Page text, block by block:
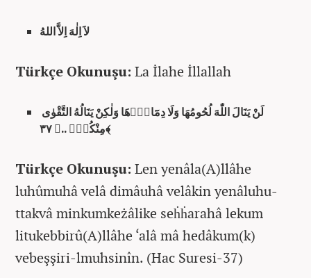
لاَ اِلٰهَ اِلاَّ اللهُ
Türkçe Okunuşu: La İlahe İllallah
مِنْكُمْۜ ..﴿ ٣٧﴾
Türkçe Okunuşu: Len yenâla(A)llâhe
luhûmuhâ velâ dimâuhâ velâkin yenâluhu-
ttakvâ minkumkeżâlike seḣḣarahâ lekum
litukebbirû(A)llâhe ‘alâ mâ hedâkum(k)
vebeşşiri-lmuhsinîn. (Hac Suresi-37)